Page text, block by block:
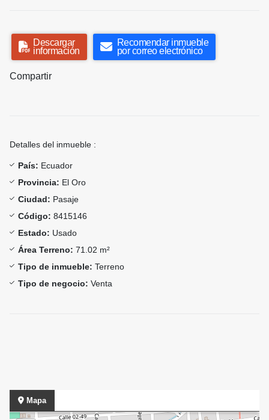
Descargar
información
Recomendar inmueble
por correo electrónico
Compartir
Detalles del inmueble :
País: Ecuador
Provincia: El Oro
Ciudad: Pasaje
Código: 8415146
Estado: Usado
Área Terreno: 71.02 m²
Tipo de inmueble: Terreno
Tipo de negocio: Venta
Mapa